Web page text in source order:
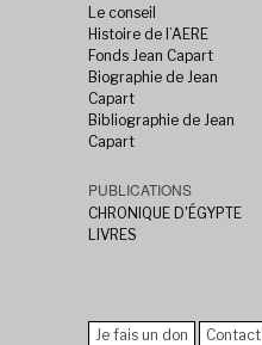
Le conseil
Histoire de l’AERE
Fonds Jean Capart
Biographie de Jean
Capart
Bibliographie de Jean
Capart
PUBLICATIONS
CHRONIQUE D'ÉGYPTE
LIVRES
Je fais un don Contact